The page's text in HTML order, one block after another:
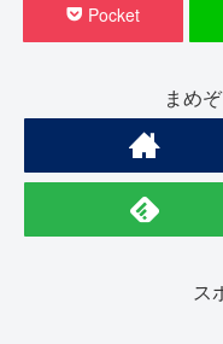
Pocket
まめ
ス